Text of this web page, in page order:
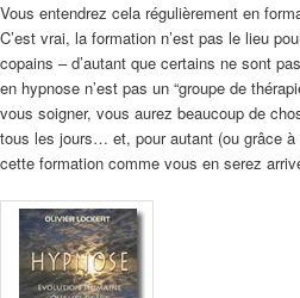
Vous entendrez cela régulièrement en
C’est vrai, la formation n’est pas le lieu
copains – d’autant que certains ne sont
en hypnose n’est pas un “groupe de
vous soigner, vous aurez beaucoup de
tous les jours… et, pour autant (ou grâce
cette formation comme vous en serez